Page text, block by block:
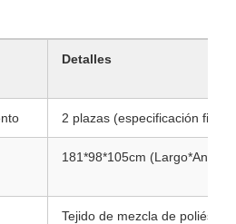
Detalles
2 plazas (especificación fija)
181*98*105cm
Tejido de mezcla de poliéster